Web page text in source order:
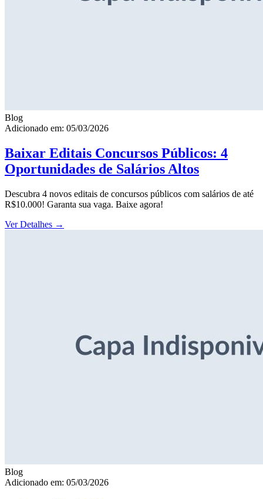
Blog
Adicionado em: 05/03/2026
Baixar Editais Concursos Públicos: 4
Oportunidades de Salários Altos
Descubra 4 novos editais de concursos públicos com salários de até
R$10.000! Garanta sua vaga. Baixe agora!
Ver Detalhes →
Blog
Adicionado em: 05/03/2026